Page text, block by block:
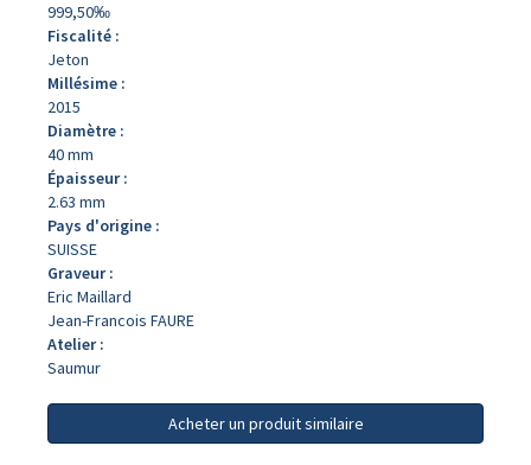
999,50‰
Fiscalité :
Jeton
Millésime :
2015
Diamètre :
40 mm
Épaisseur :
2.63 mm
Pays d'origine :
SUISSE
Graveur :
Eric Maillard
Jean-Francois FAURE
Atelier :
Saumur
Acheter un produit similaire